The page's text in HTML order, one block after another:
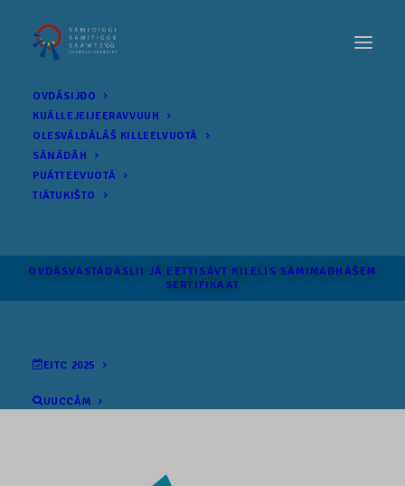
OVDÂSIJĐO
KUÁLLEJEIJEERAVVUUH
OLESVÁLDÁLÂŠ KILLEELVUOTÂ
SÁNÁDÂH
PUÁTTEEVUOTÂ
TIÄTUKIŠTO
OVDÂSVÁSTÁDÂSLII JÁ EETTISÁVT KILELIS SÄMI­MAĐHÂŠEM
SERTIFIKAAT
EITC 2025
UUCCÂM